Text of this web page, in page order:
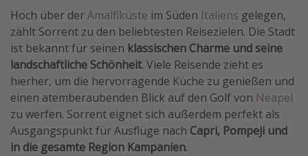
Reisethemen
Alle Reisethemen
Wellnessurlaub
Disneyland Paris
Roadtrips
Wochenendtrip
Singlereisen
Hoch über derAmalfiküste im Süden Italiens gelegen,
zählt Sorrent zu den beliebtesten Reisezielen. Die Stadt
ist bekannt für seinen klassischen Charme und seine
landschaftliche Schönheit. Viele Reisende zieht es
hierher, um die hervorragende Küche zu genießen und
einen atemberaubenden Blick auf den Golf von Neapel
zu werfen. Sorrent eignet sich außerdem perfekt als
Ausgangspunkt für Ausflüge nach Capri, Pompeji und
in die gesamte Region Kampanien.